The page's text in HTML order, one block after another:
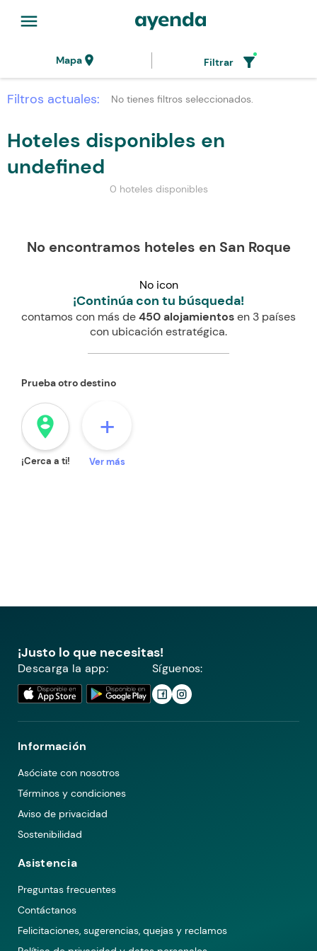
menu
Mapalocation_on Filtrar filter_alt
Filtros actuales: No tienes filtros seleccionados.
Hoteles disponibles en
undefined
0 hoteles disponibles
No encontramos hoteles en San Roque
No icon
¡Continúa con tu búsqueda!
contamos con más de450 alojamientosen 3 países
con ubicación estratégica.
Prueba otro destino
person_pin_circle
¡Cerca a ti!
+
Ver más
¡Justo lo que necesitas!
Descarga la app: Síguenos:
Información
Asóciate con nosotros
Términos y condiciones
Aviso de privacidad
Sostenibilidad
Asistencia
Preguntas frecuentes
Contáctanos
Felicitaciones, sugerencias, quejas y reclamos